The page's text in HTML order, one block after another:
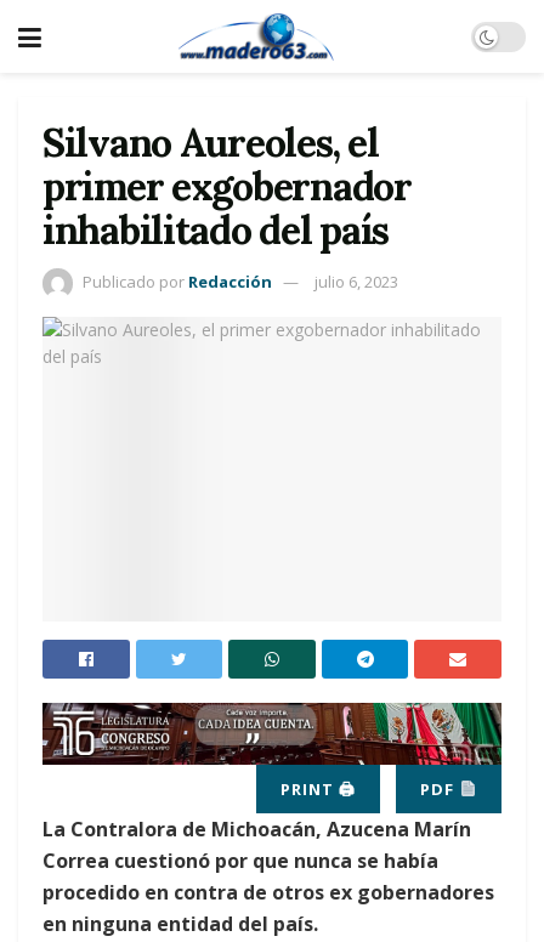
Silvano Aureoles, el
primer exgobernador
inhabilitado del país
Publicado por Redacción julio 6, 2023
PRINT 🖨 PDF
La Contralora de Michoacán, Azucena Marín
Correa cuestionó por que nunca se había
procedido en contra de otros ex gobernadores
en ninguna entidad del país.